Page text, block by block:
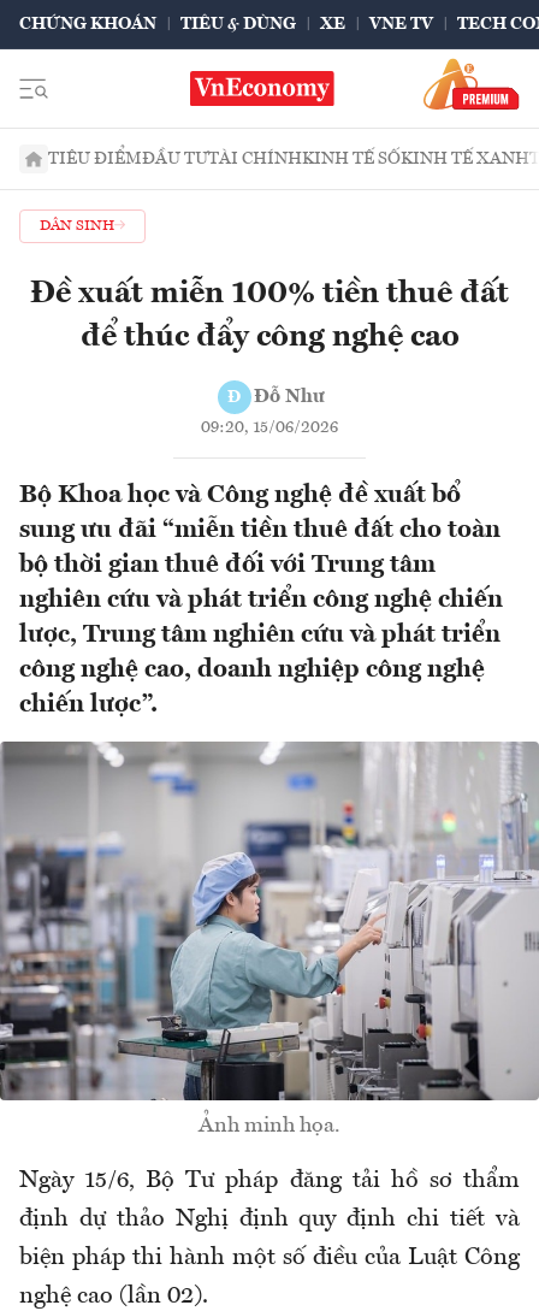
CHỨNG KHOÁN TIÊU & DÙNG XE VNE TV TECH
TIÊU ĐIỂMĐẦU TƯTÀI CHÍNHKINH TẾ SỐKINH TẾ XANH
DÂN SINH
Đề xuất miễn 100% tiền thuê đất
để thúc đẩy công nghệ cao
Đ Đỗ Như
09:20, 15/06/2026
Bộ Khoa học và Công nghệ đề xuất bổ
sung ưu đãi “miễn tiền thuê đất cho toàn
bộ thời gian thuê đối với Trung tâm
nghiên cứu và phát triển công nghệ chiến
lược, Trung tâm nghiên cứu và phát triển
công nghệ cao, doanh nghiệp công nghệ
chiến lược”.
Ảnh minh họa.
Ngày 15/6, Bộ Tư pháp đăng tải hồ sơ thẩm
định dự thảo Nghị định quy định chi tiết và
biện pháp thi hành một số điều của Luật Công
nghệ cao (lần 02).